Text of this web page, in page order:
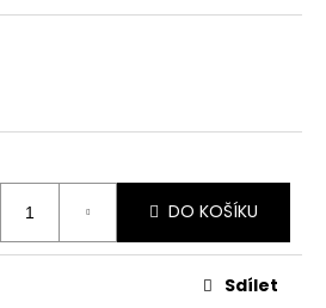
DO KOŠÍKU
Sdílet